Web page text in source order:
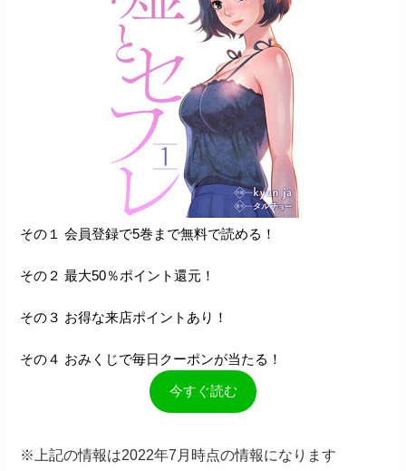
その１ 会員登録で5巻まで無料で読める！
その２ 最大50％ポイント還元！
その３ お得な来店ポイントあり！
その４ おみくじで毎日クーポンが当たる！
今すぐ読む
※上記の情報は2022年7月時点の情報になります